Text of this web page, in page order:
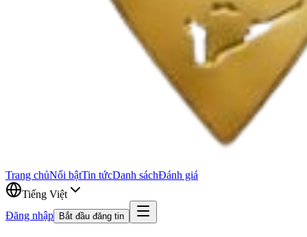
Trang chủNổi bậtTin tứcDanh sáchĐánh giá
Tiếng Việt
Đăng nhập
Bắt đầu đăng tin